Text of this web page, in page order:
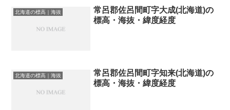
北海道の標高｜海抜
常呂郡佐呂間町字大成(北海道)の
標高・海抜・緯度経度
北海道の標高｜海抜
常呂郡佐呂間町字知来(北海道)の
標高・海抜・緯度経度